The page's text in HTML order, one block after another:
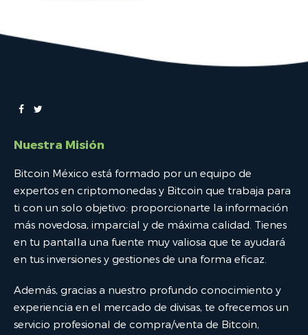
Nuestra Misión
Bitcoin México está formado por un equipo de
expertos en criptomonedas y Bitcoin que trabaja para
ti con un solo objetivo: proporcionarte la información
más novedosa, imparcial y de máxima calidad. Tienes
en tu pantalla una fuente muy valiosa que te ayudará
en tus inversiones y gestiones de una forma eficaz.
Además, gracias a nuestro profundo conocimiento y
experiencia en el mercado de divisas, te ofrecemos un
servicio profesional de compra/venta de Bitcoin,